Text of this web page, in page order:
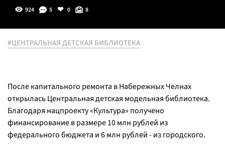
924 5 0 8
#ЦЕНТРАЛЬНАЯ ДЕТСКАЯ БИБЛИОТЕКА
После капитального ремонта в Набережных Челнах
открылась Центральная детская модельная библиотека.
Благодаря нацпроекту «Культура» получено
финансирование в размере 10 млн рублей из
федерального бюджета и 6 млн рублей - из городского.